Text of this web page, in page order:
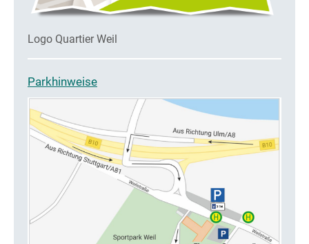
Logo Quartier Weil
Parkhinweise